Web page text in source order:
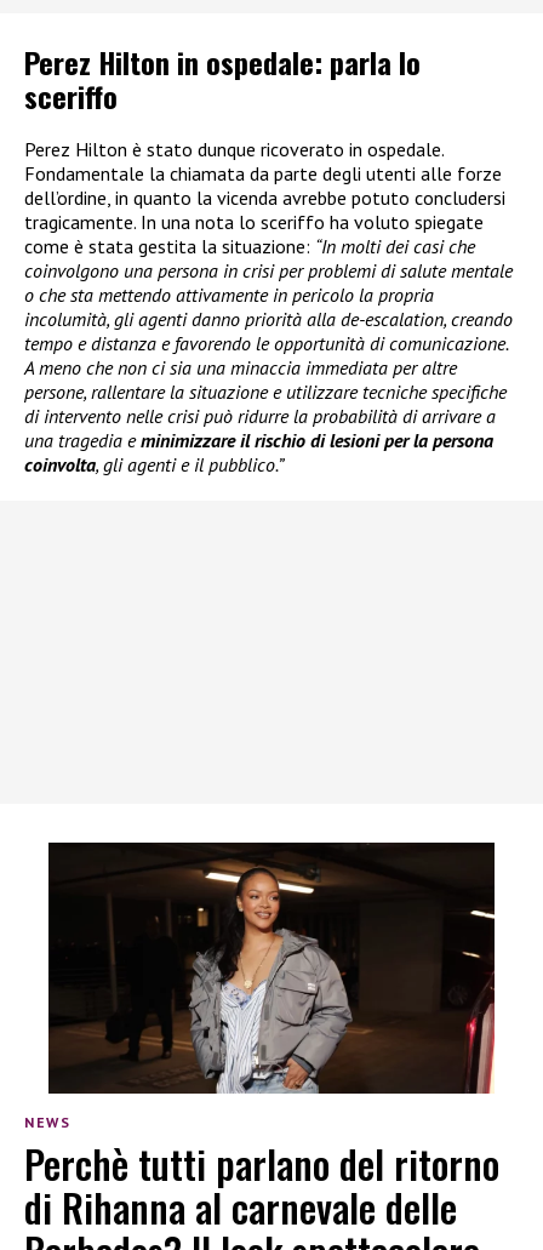
Perez Hilton in ospedale: parla lo
sceriffo
Perez Hilton è stato dunque ricoverato in ospedale.
Fondamentale la chiamata da parte degli utenti alle forze
dell’ordine, in quanto la vicenda avrebbe potuto concludersi
tragicamente. In una nota lo sceriffo ha voluto spiegate
come è stata gestita la situazione: “In molti dei casi che
coinvolgono una persona in crisi per problemi di salute mentale
o che sta mettendo attivamente in pericolo la propria
incolumità, gli agenti danno priorità alla de-escalation, creando
tempo e distanza e favorendo le opportunità di comunicazione.
A meno che non ci sia una minaccia immediata per altre
persone, rallentare la situazione e utilizzare tecniche specifiche
di intervento nelle crisi può ridurre la probabilità di arrivare a
una tragedia eminimizzare il rischio di lesioni per la persona
coinvolta, gli agenti e il pubblico.”
NEWS
Perchè tutti parlano del ritorno
di Rihanna al carnevale delle